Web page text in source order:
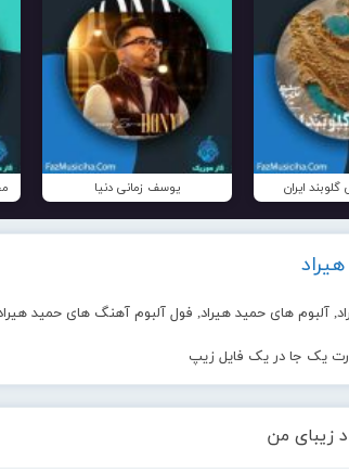
گلوبند ایران یوسف زمانی دنیا
آلبوم های حمید هیراد, فول آلبوم آهنگ های حمید
یک جا در یک فایل زیپ
زیبای من